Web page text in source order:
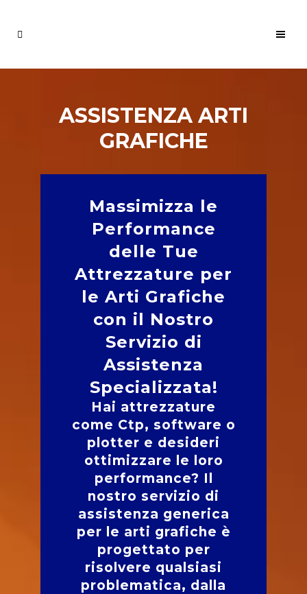
ASSISTENZA ARTI
GRAFICHE
Massimizza le
Performance
delle Tue
Attrezzature per
le Arti Grafiche
con il Nostro
Servizio di
Assistenza
Specializzata!
Hai attrezzature
come Ctp, software o
plotter e desideri
ottimizzare le loro
performance? Il
nostro servizio di
assistenza generica
per le arti grafiche è
progettato per
risolvere qualsiasi
problematica, dalla